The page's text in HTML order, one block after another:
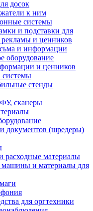
досок
к ним
системы
и подставки для
и ценников
и информации
оборудование
и ценников
системы
стенды
сканеры
документов (шредеры)
расходные материалы
и материалы для
для оргтехники